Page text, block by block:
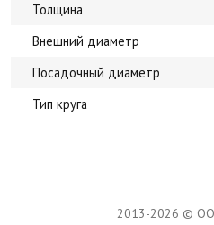
Толщина
Внешний диаметр
Посадочный диаметр
Тип круга
2013-2026 ©